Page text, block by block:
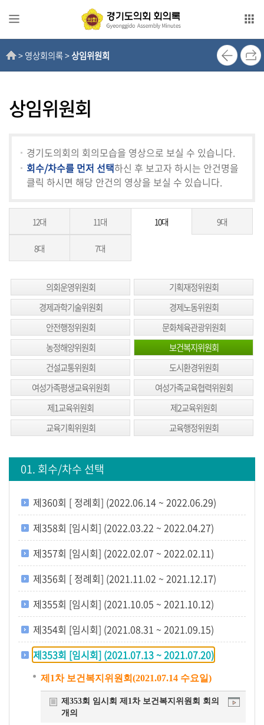
본문으로 바로가기
메인메뉴 바로가기
전
자
의
록
상
회
송
방
송
정
생
보
기
회
의
록
개
요
> 영상회의록 >상임위원회
상임위원회
경기도의회의 회의모습을 영상으로 보실 수 있습니다.
회수/차수를 먼저 선택하신 후 보고자 하시는 안건명을
클릭 하시면 해당 안건의 영상을 보실 수 있습니다.
12대 11대 10대 9대
8대 7대
의회운영위원회
기획재정위원회
경제과학기술위원회
경제노동위원회
안전행정위원회
문화체육관광위원회
농정해양위원회
보건복지위원회
건설교통위원회
도시환경위원회
여성가족평생교육위원회
여성가족교육협력위원회
제1교육위원회
제2교육위원회
교육기획위원회
교육행정위원회
01. 회수/차수 선택
제360회 [ 정례회] (2022.06.14 ~ 2022.06.29)
제358회 [임시회] (2022.03.22 ~ 2022.04.27)
제357회 [임시회] (2022.02.07 ~ 2022.02.11)
제356회 [ 정례회] (2021.11.02 ~ 2021.12.17)
제355회 [임시회] (2021.10.05 ~ 2021.10.12)
제354회 [임시회] (2021.08.31 ~ 2021.09.15)
제353회 [임시회] (2021.07.13 ~ 2021.07.20)
제1차 보건복지위원회(2021.07.14 수요일)
제353회 임시회 제1차 보건복지위원회 회의
개의